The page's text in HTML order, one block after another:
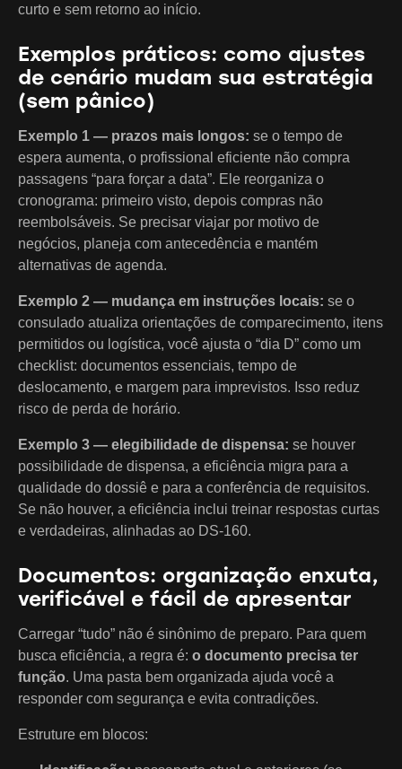
curto e sem retorno ao início.
Exemplos práticos: como ajustes
de cenário mudam sua estratégia
(sem pânico)
Exemplo 1 — prazos mais longos: se o tempo de
espera aumenta, o profissional eficiente não compra
passagens “para forçar a data”. Ele reorganiza o
cronograma: primeiro visto, depois compras não
reembolsáveis. Se precisar viajar por motivo de
negócios, planeja com antecedência e mantém
alternativas de agenda.
Exemplo 2 — mudança em instruções locais: se o
consulado atualiza orientações de comparecimento, itens
permitidos ou logística, você ajusta o “dia D” como um
checklist: documentos essenciais, tempo de
deslocamento, e margem para imprevistos. Isso reduz
risco de perda de horário.
Exemplo 3 — elegibilidade de dispensa: se houver
possibilidade de dispensa, a eficiência migra para a
qualidade do dossiê e para a conferência de requisitos.
Se não houver, a eficiência inclui treinar respostas curtas
e verdadeiras, alinhadas ao DS-160.
Documentos: organização enxuta,
verificável e fácil de apresentar
Carregar “tudo” não é sinônimo de preparo. Para quem
busca eficiência, a regra é: o documento precisa ter
função. Uma pasta bem organizada ajuda você a
responder com segurança e evita contradições.
Estruture em blocos: